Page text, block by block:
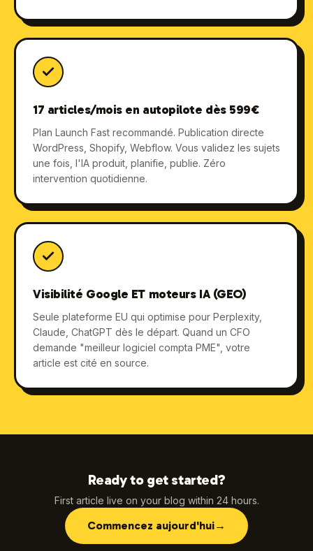
17 articles/mois en autopilote dès 599€
Plan Launch Fast recommandé. Publication directe
WordPress, Shopify, Webflow. Vous validez les sujets
une fois, l'IA produit, planifie, publie. Zéro
intervention quotidienne.
Visibilité Google ET moteurs IA (GEO)
Seule plateforme EU qui optimise pour Perplexity,
Claude, ChatGPT dès le départ. Quand un CFO
demande "meilleur logiciel compta PME", votre
article est cité en source.
Ready to get started?
First article live on your blog within 24 hours.
Commencez aujourd'hui→